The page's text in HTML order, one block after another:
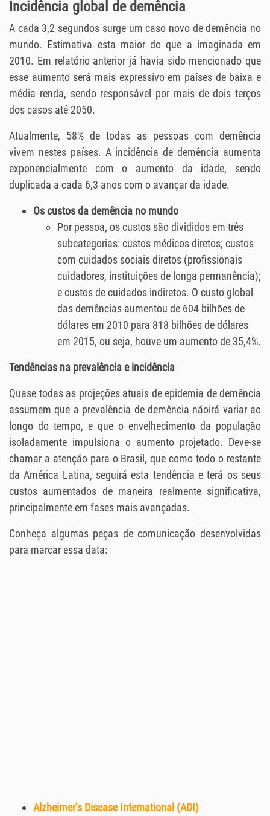
Incidência global de demência
A cada 3,2 segundos surge um caso novo de demência no
mundo. Estimativa esta maior do que a imaginada em
2010. Em relatório anterior já havia sido mencionado que
esse aumento será mais expressivo em países de baixa e
média renda, sendo responsável por mais de dois terços
dos casos até 2050.
Atualmente, 58% de todas as pessoas com demência
vivem nestes países. A incidência de demência aumenta
exponencialmente com o aumento da idade, sendo
duplicada a cada 6,3 anos com o avançar da idade.
Os custos da demência no mundo
Por pessoa, os custos são divididos em três
subcategorias: custos médicos diretos; custos
com cuidados sociais diretos (profissionais
cuidadores, instituições de longa permanência);
e custos de cuidados indiretos. O custo global
das demências aumentou de 604 bilhões de
dólares em 2010 para 818 bilhões de dólares
em 2015, ou seja, houve um aumento de 35,4%.
Tendências na prevalência e incidência
Quase todas as projeções atuais de epidemia de demência
assumem que a prevalência de demência nãoirá variar ao
longo do tempo, e que o envelhecimento da população
isoladamente impulsiona o aumento projetado. Deve-se
chamar a atenção para o Brasil, que como todo o restante
da América Latina, seguirá esta tendência e terá os seus
custos aumentados de maneira realmente significativa,
principalmente em fases mais avançadas.
Conheça algumas peças de comunicação desenvolvidas
para marcar essa data:
Alzheimer’s Disease International (ADI)